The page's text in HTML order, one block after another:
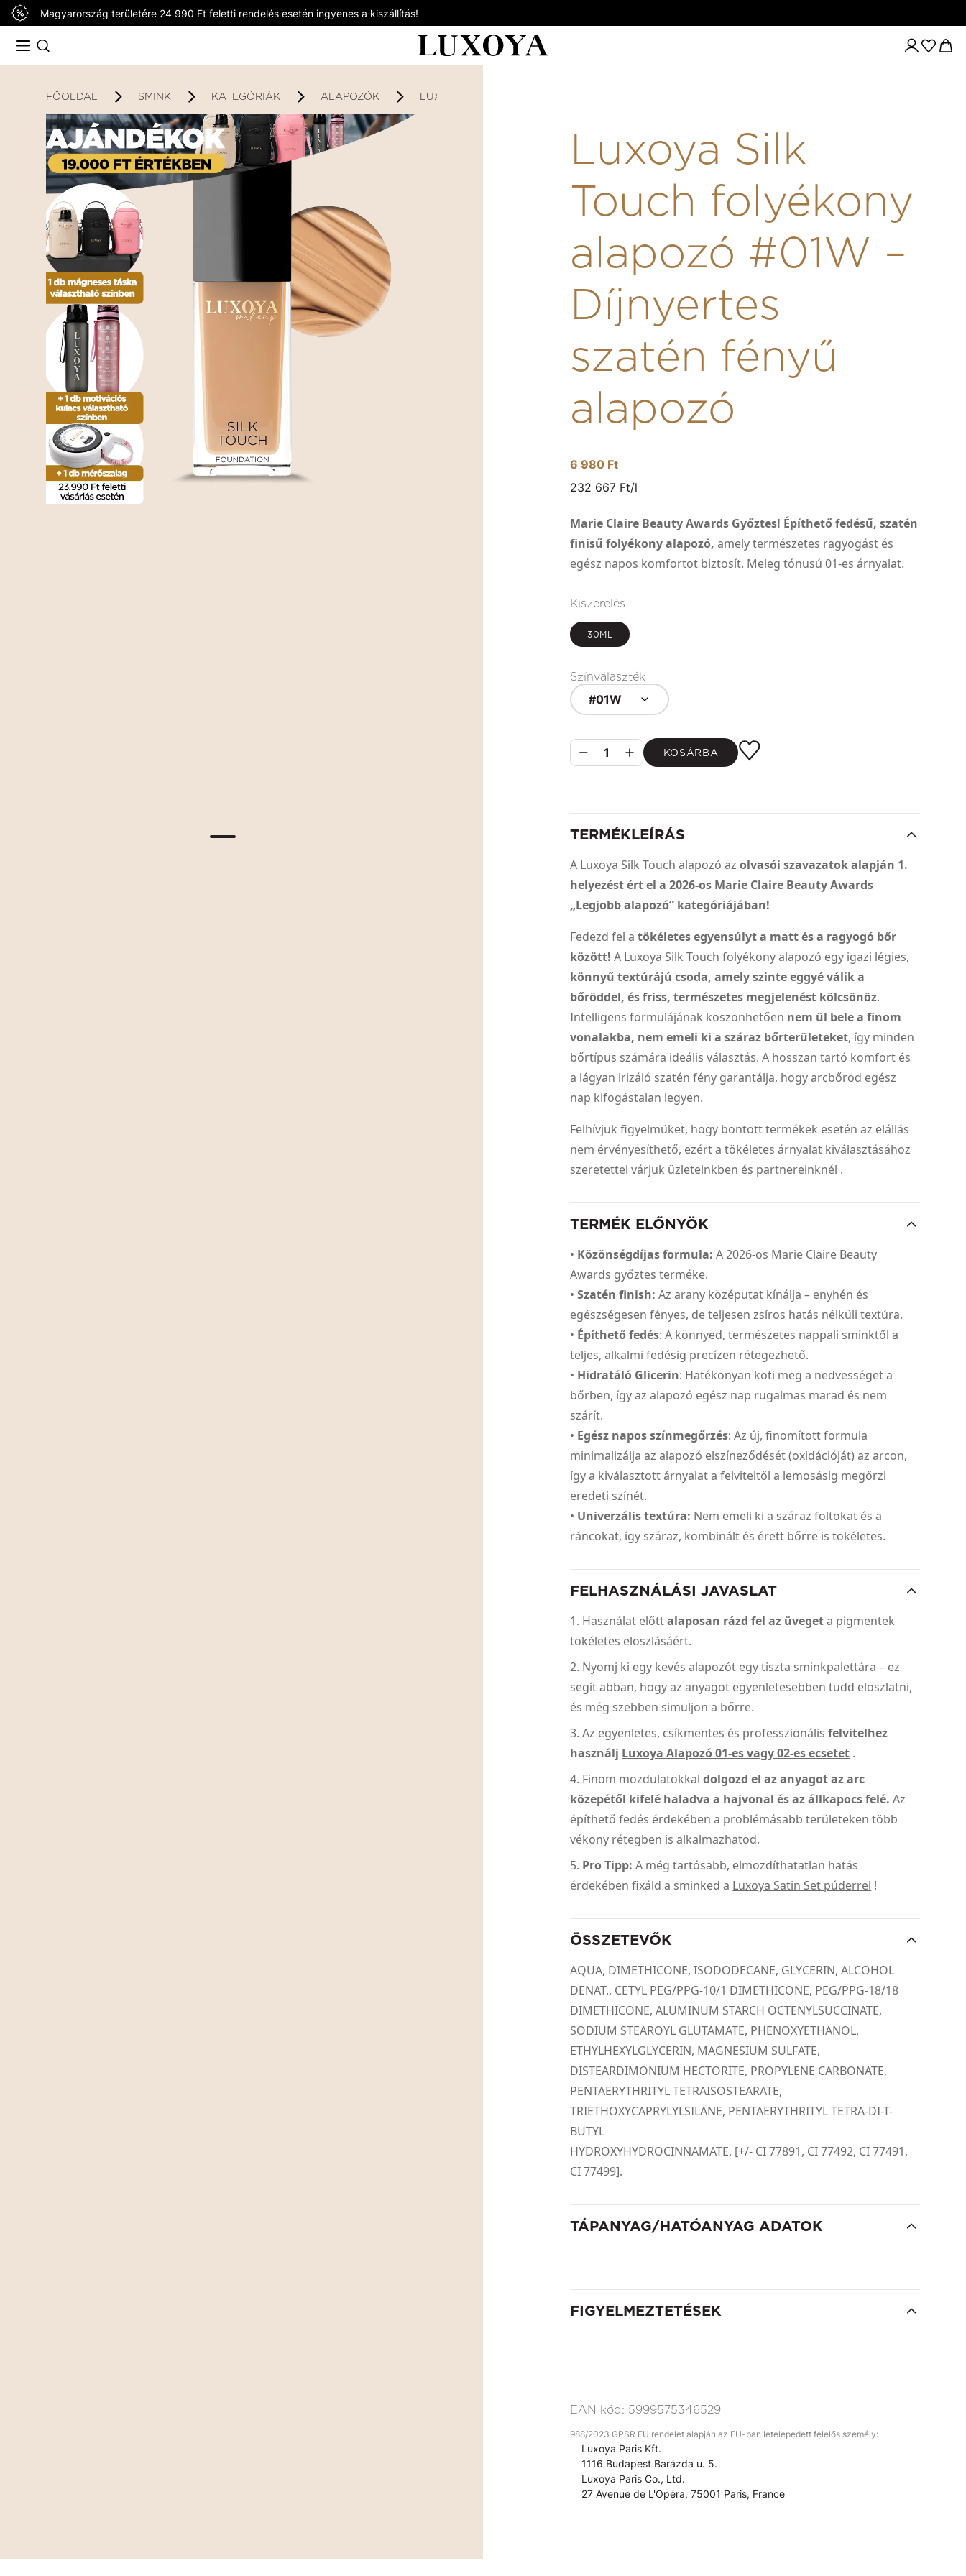
Magyarország területére 24 990 Ft feletti rendelés esetén ingyenes a kiszállítás!
FŐOLDAL SMINK KATEGÓRIÁK ALAPOZÓK LUXOYA SILK TOUCH FOLYÉKONY ALAPOZÓ #01W – DÍJNYERTES SZATÉN FÉNYŰ ALAPOZÓ
Luxoya Silk
Touch folyékony
alapozó #01W –
Díjnyertes
szatén fényű
alapozó
6 980 Ft
232 667 Ft/l
Marie Claire Beauty Awards Győztes! Építhető fedésű, szatén
finisű folyékony alapozó, amely természetes ragyogást és
egész napos komfortot biztosít. Meleg tónusú 01-es árnyalat.
Kiszerelés
30ML
Színválaszték
#01W
1 KOSÁRBA
TERMÉKLEÍRÁS
A Luxoya Silk Touch alapozó azolvasói szavazatok alapján 1.
helyezést ért el a 2026-os Marie Claire Beauty Awards
„Legjobb alapozó” kategóriájában!
Fedezd fel atökéletes egyensúlyt a matt és a ragyogó bőr
között! A Luxoya Silk Touch folyékony alapozó egy igazi légies,
könnyű textúrájú csoda, amely szinte eggyé válik a
bőröddel, és friss, természetes megjelenést kölcsönöz.
Intelligens formulájának köszönhetően nem ül bele a finom
vonalakba, nem emeli ki a száraz bőrterületeket, így minden
bőrtípus számára ideális választás. A hosszan tartó komfort és
a lágyan irizáló szatén fény garantálja, hogy arcbőröd egész
nap kifogástalan legyen.
Felhívjuk figyelmüket, hogy bontott termékek esetén az elállás
nem érvényesíthető, ezért a tökéletes árnyalat kiválasztásához
szeretettel várjuk üzleteinkben és partnereinknél .
TERMÉK ELŐNYÖK
• Közönségdíjas formula: A 2026-os Marie Claire Beauty
Awards győztes terméke.
•Szatén finish: Az arany középutat kínálja – enyhén és
egészségesen fényes, de teljesen zsíros hatás nélküli textúra.
• Építhető fedés: A könnyed, természetes nappali sminktől a
teljes, alkalmi fedésig precízen rétegezhető.
• Hidratáló Glicerin: Hatékonyan köti meg a nedvességet a
bőrben, így az alapozó egész nap rugalmas marad és nem
szárít.
• Egész napos színmegőrzés: Az új, finomított formula
minimalizálja az alapozó elszíneződését (oxidációját) az arcon,
így a kiválasztott árnyalat a felviteltől a lemosásig megőrzi
eredeti színét.
• Univerzális textúra: Nem emeli ki a száraz foltokat és a
ráncokat, így száraz, kombinált és érett bőrre is tökéletes.
FELHASZNÁLÁSI JAVASLAT
Használat előttalaposan rázd fel az üvegeta pigmentek
tökéletes eloszlásáért.
Nyomj ki egy kevés alapozót egy tiszta sminkpalettára – ez
segít abban, hogy az anyagot egyenletesebben tudd eloszlatni,
és még szebben simuljon a bőrre.
Az egyenletes, csíkmentes és professzionálisfelvitelhez
használj Luxoya Alapozó 01-es vagy 02-es ecsetet .
Finom mozdulatokkaldolgozd el az anyagot az arc
közepétől kifelé haladva a hajvonal és az állkapocs felé. Az
építhető fedés érdekében a problémásabb területeken több
vékony rétegben is alkalmazhatod.
Pro Tipp: A még tartósabb, elmozdíthatatlan hatás
érdekében fixáld a sminked a Luxoya Satin Set púderrel !
ÖSSZETEVŐK
AQUA, DIMETHICONE, ISODODECANE, GLYCERIN, ALCOHOL
DENAT., CETYL PEG/PPG-10/1 DIMETHICONE, PEG/PPG-18/18
DIMETHICONE, ALUMINUM STARCH OCTENYLSUCCINATE,
SODIUM STEAROYL GLUTAMATE, PHENOXYETHANOL,
ETHYLHEXYLGLYCERIN, MAGNESIUM SULFATE,
DISTEARDIMONIUM HECTORITE, PROPYLENE CARBONATE,
PENTAERYTHRITYL TETRAISOSTEARATE,
TRIETHOXYCAPRYLYLSILANE, PENTAERYTHRITYL TETRA-DI-T-
BUTYL
HYDROXYHYDROCINNAMATE, [+/- CI 77891, CI 77492, CI 77491,
CI 77499].
TÁPANYAG/HATÓANYAG ADATOK
FIGYELMEZTETÉSEK
EAN kód: 5999575346529
988/2023 GPSR EU rendelet alapján az EU-ban letelepedett felelős személy:
Luxoya Paris Kft.
1116 Budapest Barázda u. 5.
Luxoya Paris Co., Ltd.
27 Avenue de L'Opéra, 75001 Paris, France